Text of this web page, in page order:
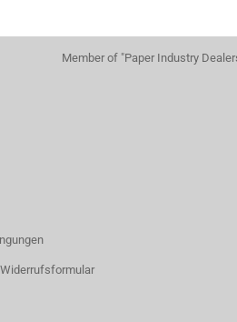
Member of "Paper Industry